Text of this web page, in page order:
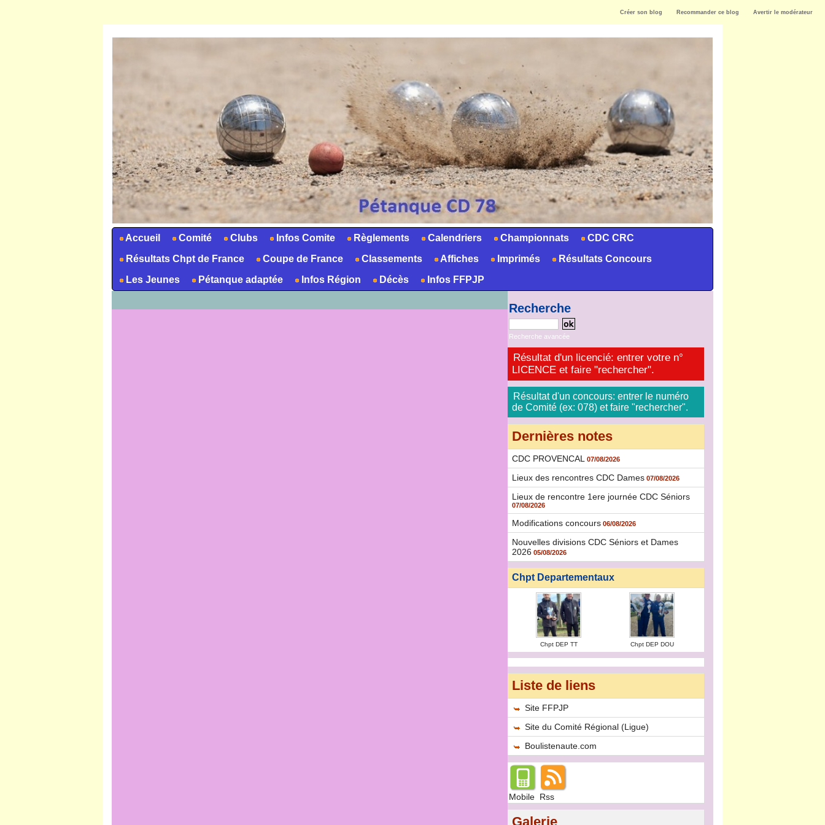
Créer son blog Recommander ce blog Avertir le modérateur
Accueil Comité Clubs Infos Comite Règlements Calendriers Championnats
CDC CRC
Résultats Chpt de France
Coupe de France Classements Affiches Imprimés
Résultats Concours
Les Jeunes
Pétanque adaptée Infos Région Décès Infos FFPJP
Recherche
Recherche avancée
Résultat d'un licencié: entrer votre n°
LICENCE et faire "rechercher".
Résultat d'un concours: entrer le numéro
de Comité (ex: 078) et faire "rechercher".
Dernières notes
CDC PROVENCAL 07/08/2026
Lieux des rencontres CDC Dames 07/08/2026
Lieux de rencontre 1ere journée CDC Séniors
07/08/2026
Modifications concours 06/08/2026
Nouvelles divisions CDC Séniors et Dames
2026 05/08/2026
Chpt Departementaux
Chpt DEP TT Chpt DEP DOU
Liste de liens
Site FFPJP
Site du Comité Régional (Ligue)
Boulistenaute.com
Mobile Rss
Galerie